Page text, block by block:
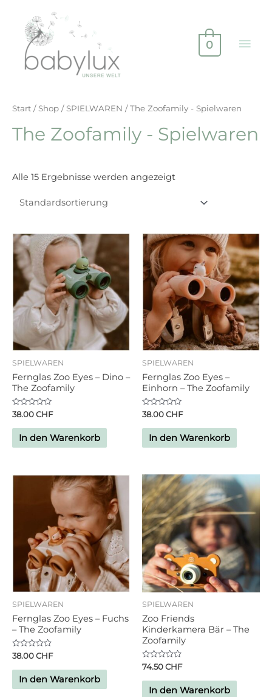
0
Start /Shop /SPIELWAREN / The Zoofamily - Spielwaren
The Zoofamily - Spielwaren
Alle 15 Ergebnisse werden angezeigt
SPIELWAREN
Fernglas Zoo Eyes – Dino –
The Zoofamily
Bewertet
mit
0
von
38.00CHF
In den Warenkorb
SPIELWAREN
Fernglas Zoo Eyes –
Einhorn – The Zoofamily
Bewertet
mit
0
von
38.00CHF
In den Warenkorb
SPIELWAREN
Fernglas Zoo Eyes – Fuchs
– The Zoofamily
Bewertet
0
von
38.00CHF
In den Warenkorb
SPIELWAREN
Zoo Friends
Kinderkamera Bär – The
Zoofamily
Bewertet
0
von
74.50CHF
In den Warenkorb